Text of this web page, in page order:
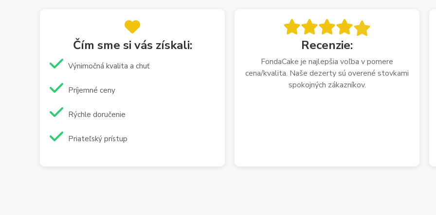
Čím sme si vás získali:
Výnimočná kvalita a chuť
Príjemné ceny
Rýchle doručenie
Priateľský prístup
Recenzie:
FondaCake je najlepšia voľba v pomere
cena/kvalita. Naše dezerty sú overené stovkami
spokojných zákazníkov.